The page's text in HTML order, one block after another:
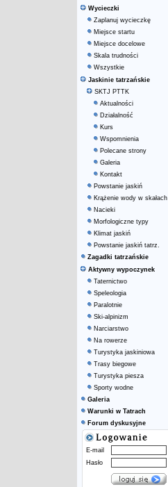
Wycieczki
Zaplanuj wycieczkę
Miejsce startu
Miejsce docelowe
Skala trudności
Wszystkie
Jaskinie tatrzańskie
SKTJ PTTK
Aktualności
Działalność
Kurs
Wspomnienia
Polecane strony
Galeria
Kontakt
Powstanie jaskiń
Krążenie wody w skałach
Nacieki
Morfologiczne typy
Klimat jaskiń
Powstanie jaskiń tatrz.
Zagadki tatrzańskie
Aktywny wypoczynek
Taternictwo
Speleologia
Paralotnie
Ski-alpinizm
Narciarstwo
Na rowerze
Turystyka jaskiniowa
Trasy biegowe
Turystyka piesza
Sporty wodne
Galeria
Warunki w Tatrach
Forum dyskusyjne
E-mail
Hasło